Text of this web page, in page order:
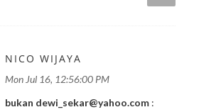
NICO WIJAYA
Mon Jul 16, 12:56:00 PM
bukan dewi_sekar@yahoo.com :